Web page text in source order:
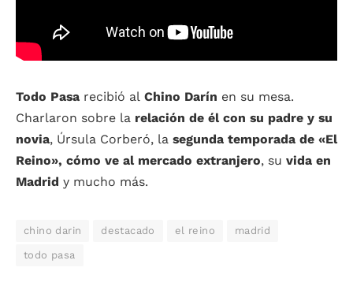
Todo Pasa recibió al Chino Darín en su mesa.
Charlaron sobre la relación de él con su padre y su
novia, Úrsula Corberó, la segunda temporada de «El
Reino», cómo ve al mercado extranjero, su vida en
Madrid y mucho más.
chino darin destacado el reino madrid
todo pasa